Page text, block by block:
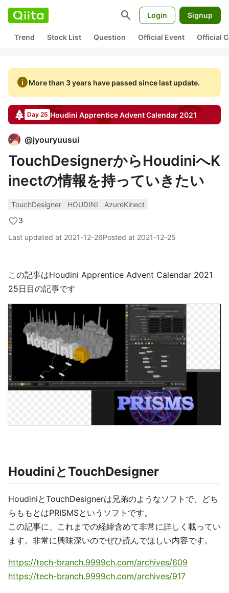
search Login Signup
Trend Stock List Question Official Event Official
infoMore than 3 years have passed since last update.
Day 25 Houdini ApprenticeAdvent Calendar2021
@jyouryuusui
TouchDesignerからHoudiniへK
inectの情報を持っていきたい
TouchDesigner HOUDINI
AzureKinect
3
Last updated at 2021-12-26Posted at 2021-12-25
この記事はHoudini Apprentice Advent Calendar 2021
25日目の記事です
HoudiniとTouchDesigner
HoudiniとTouchDesignerは兄弟のようなソフトで、どち
らももとはPRISMSというソフトです。
この記事に、これまでの経緯含めて非常に詳しく載ってい
ます。非常に興味深いのでぜひ読んでほしい内容です。
https://tech-branch.9999ch.com/archives/609
https://tech-branch.9999ch.com/archives/917